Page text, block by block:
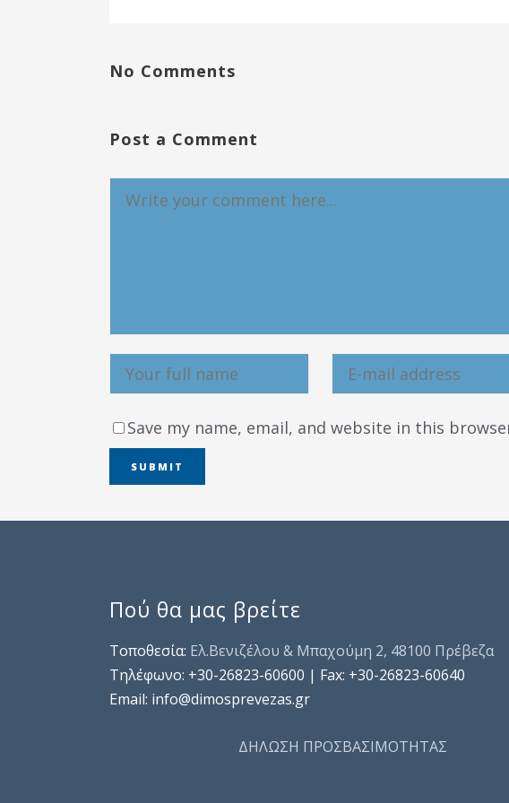
No Comments
Post a Comment
Save my name, email, and website in this
Πού θα μας βρείτε
Τοποθεσία: Ελ.Βενιζέλου & Μπαχούμη 2, 48100 Πρέβεζα
Τηλέφωνo: +30-26823-60600 | Fax: +30-26823-60640
Email: info@dimosprevezas.gr
ΔΗΛΩΣΗ ΠΡΟΣΒΑΣΙΜΟΤΗΤΑΣ